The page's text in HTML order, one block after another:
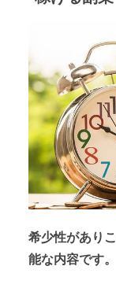
希少性があり
能な内容です。